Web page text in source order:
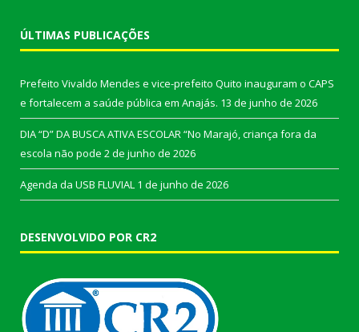
ÚLTIMAS PUBLICAÇÕES
Prefeito Vivaldo Mendes e vice-prefeito Quito inauguram o CAPS
e fortalecem a saúde pública em Anajás. 13 de junho de 2026
DIA “D” DA BUSCA ATIVA ESCOLAR “No Marajó, criança fora da
escola não pode 2 de junho de 2026
Agenda da USB FLUVIAL 1 de junho de 2026
DESENVOLVIDO POR CR2